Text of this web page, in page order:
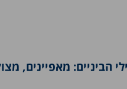
הביניים: מאפיינים,